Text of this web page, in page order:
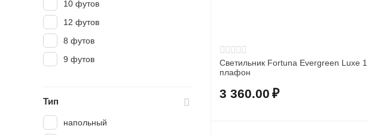
Светильник Fortuna Evergreen Luxe 1
плафон
3 360.00 ₽
10 футов
12 футов
8 футов
9 футов
Тип
напольный